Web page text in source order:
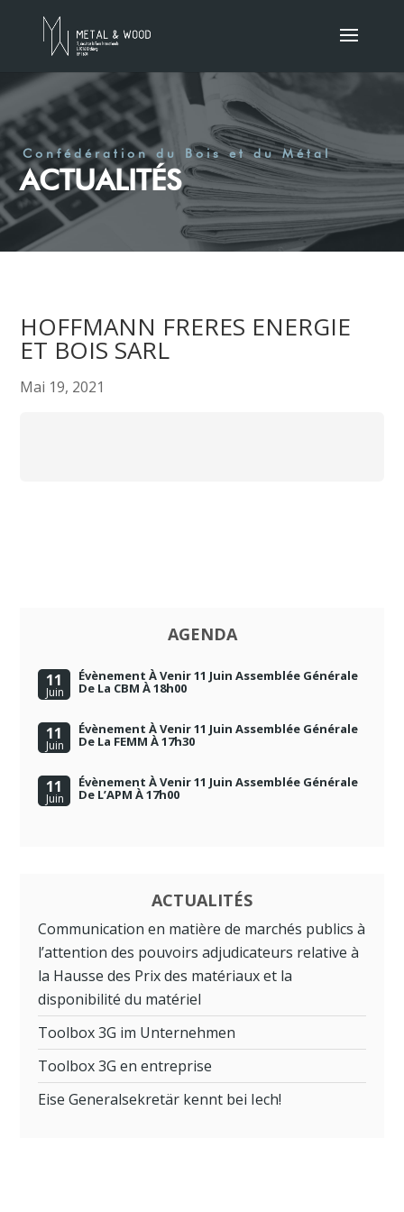
Confédération du Bois et du Métal
ACTUALITÉS
HOFFMANN FRERES ENERGIE
ET BOIS SARL
Mai 19, 2021
AGENDA
11
Juin
Évènement À Venir 11 Juin Assemblée Générale
De La CBM À 18h00
11
Juin
Évènement À Venir 11 Juin Assemblée Générale
De La FEMM À 17h30
11
Juin
Évènement À Venir 11 Juin Assemblée Générale
De L’APM À 17h00
ACTUALITÉS
Communication en matière de marchés publics à
l’attention des pouvoirs adjudicateurs relative à
la Hausse des Prix des matériaux et la
disponibilité du matériel
Toolbox 3G im Unternehmen
Toolbox 3G en entreprise
Eise Generalsekretär kennt bei Iech!